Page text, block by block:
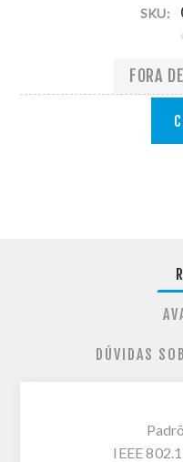
SKU:
FORA
DÚVIDAS
IEEE